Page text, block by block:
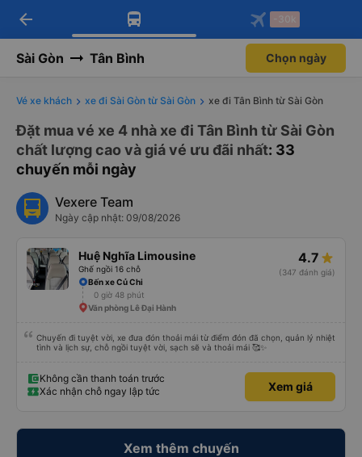
Tải app Vexere ngay!
Nhận ưu đãi thành viên độc
Mở app
Tải app Vexere
-30k/ghế khi đặt vé máy bay qua
Mở app
arrow_back -30k
Sài Gòn Tân Bình Chọn ngày
Vé xe khách xe đi Sài Gòn từ Sài Gòn xe đi Tân Bình từ Sài Gòn
Đặt mua vé xe 4 nhà xe đi Tân Bình từ Sài Gòn
chất lượng cao và giá vé ưu đãi nhất: 33
chuyến mỗi ngày
Vexere Team
Ngày cập nhật: 09/08/2026
Huệ Nghĩa Limousine
Ghế ngồi 16 chỗ
4.7
(347 đánh giá)
Bến xe Củ Chi
0 giờ 48 phút
Văn phòng Lê Đại Hành
Chuyến đi tuyệt vời, xe đưa đón thoải mái từ điểm đón đã chọn, quản lý nhiệt
tình và lịch sự, chỗ ngồi tuyệt vời, sạch sẽ và thoải mái 🥰✨
Không cần thanh toán trước
Xác nhận chỗ ngay lập tức
Xem giá
Xem thêm chuyến